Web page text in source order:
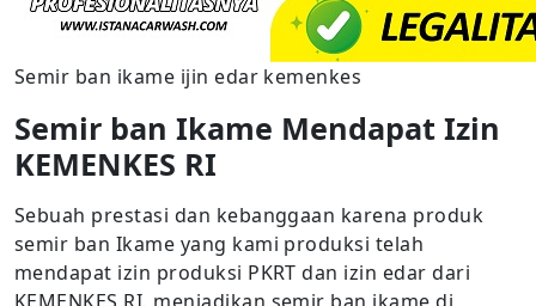
Semir ban ikame ijin edar kemenkes
Semir ban Ikame Mendapat Izin
KEMENKES RI
Sebuah prestasi dan kebanggaan karena produk
semir ban Ikame yang kami produksi telah
mendapat izin produksi PKRT dan izin edar dari